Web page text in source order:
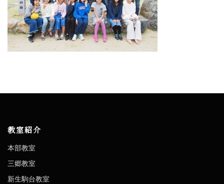
教室紹介
本部教室
三郷教室
新生駒台教室